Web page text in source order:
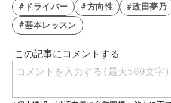
#ドライバー #方向性 #政田夢乃
#基本レッスン